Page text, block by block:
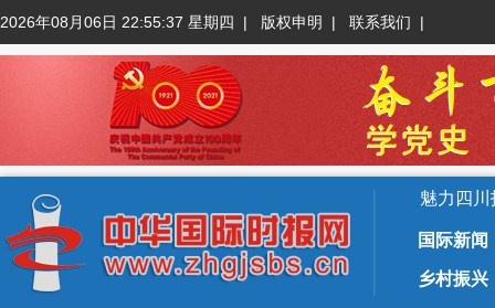
2026年08月06日 22:55:38 星期四 | 版权申明 | 联系我们 |
魅力四川
国际新闻
乡村振兴